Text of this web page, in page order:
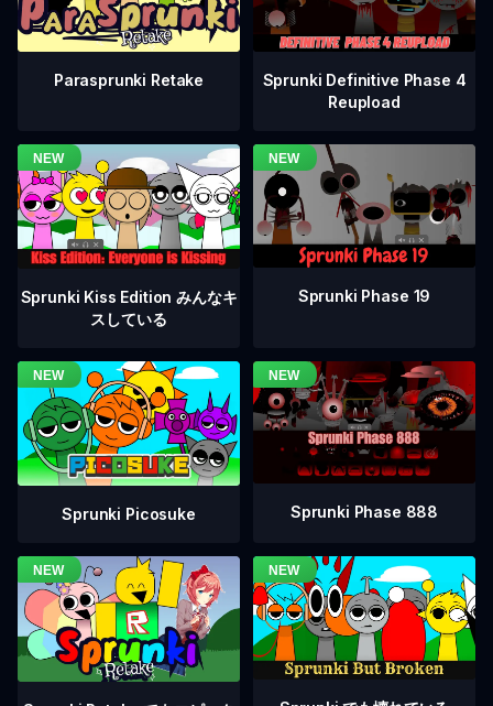
Parasprunki Retake
Sprunki Definitive Phase 4
Reupload
Sprunki Kiss Edition みんなキ
スしている
Sprunki Phase 19
Sprunki Picosuke Sprunki Phase 888